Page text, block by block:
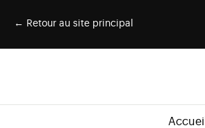
← Retour au site principal
Accueil